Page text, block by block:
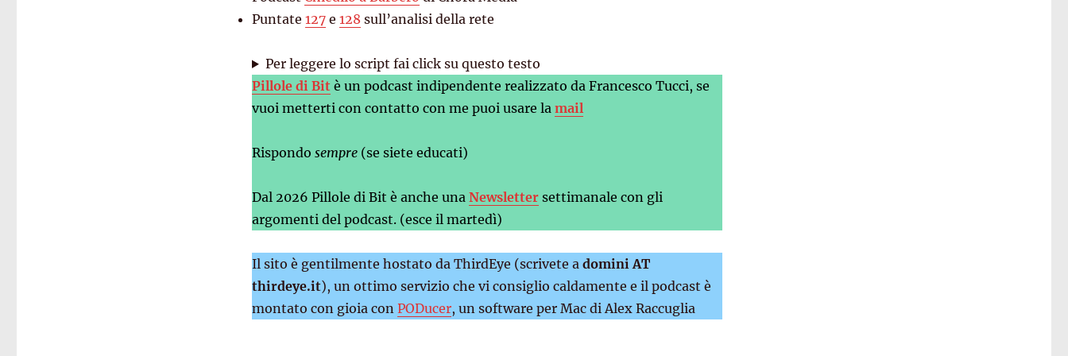
Puntate 127e 128 sull’analisi della rete
Per leggere lo script fai click su questo testo
Pillole di Bitè un podcast indipendente realizzato da Francesco Tucci, se
vuoi metterti con contatto con me puoi usare la mail
Rispondo sempre(se siete educati)
Dal 2026 Pillole di Bit è anche una Newslettersettimanale con gli
argomenti del podcast. (esce il martedì)
Il sito è gentilmente hostato da ThirdEye (scrivete a domini AT
thirdeye.it), un ottimo servizio che vi consiglio caldamente e il podcast è
montato con gioia con PODucer, un software per Mac di Alex Raccuglia